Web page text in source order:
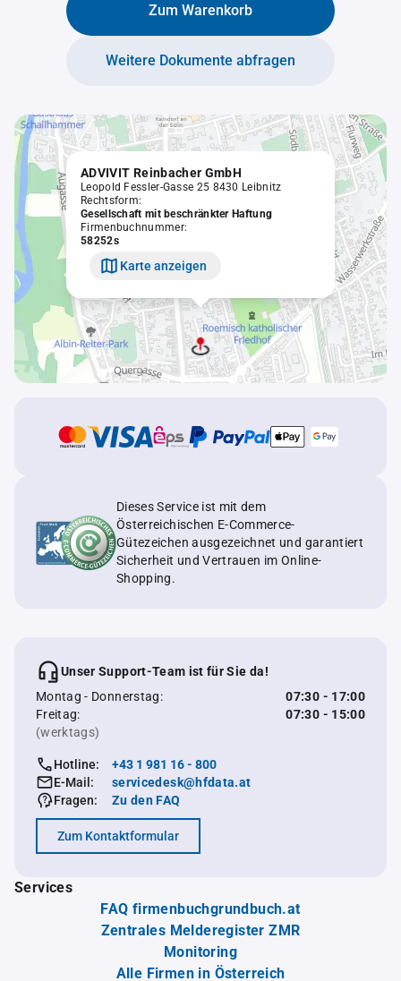
Zum Warenkorb
Weitere Dokumente abfragen
ADVIVIT Reinbacher GmbH
Leopold Fessler-Gasse 25 8430 Leibnitz
Rechtsform:
Gesellschaft mit beschränkter Haftung
Firmenbuchnummer:
58252s
Karte anzeigen
Dieses Service ist mit dem
Österreichischen E-Commerce-
Gütezeichen ausgezeichnet und garantiert
Sicherheit und Vertrauen im Online-
Shopping.
Unser Support-Team ist für Sie da!
Montag - Donnerstag:
07:30 - 17:00
Freitag:
07:30 - 15:00
(werktags)
Hotline:
+43 1 981 16 - 800
E-Mail:
servicedesk@hfdata.at
Fragen:
Zu den FAQ
Zum Kontaktformular
Services
FAQ firmenbuchgrundbuch.at
Zentrales Melderegister ZMR
Monitoring
Alle Firmen in Österreich